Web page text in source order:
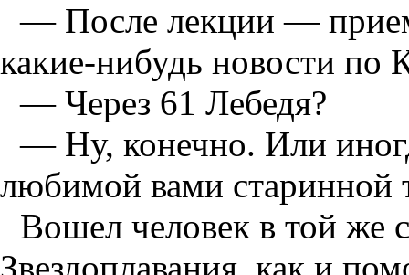
— После лекции —
какие-нибудь новости по
— Через 61 Лебедя?
— Ну, конечно. Или
любимой вами старинной
Вошел человек в той же